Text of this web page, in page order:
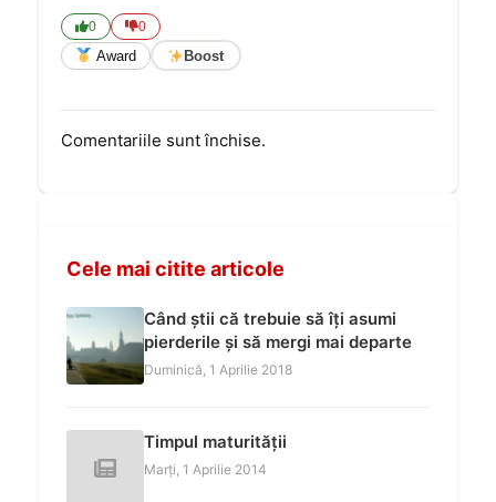
0 0
Award Boost
Comentariile sunt închise.
Cele mai citite articole
Când știi că trebuie să îți asumi
pierderile și să mergi mai departe
Duminică, 1 Aprilie 2018
Timpul maturității
Marți, 1 Aprilie 2014